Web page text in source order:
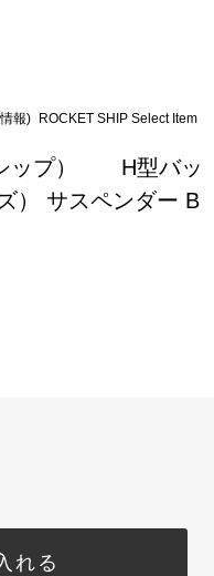
報) ROCKET SHIP Select Item
シップ） H型バッ
） サスペンダー B
れる